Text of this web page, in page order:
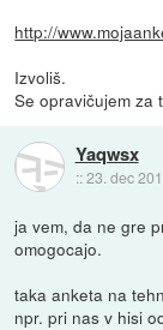
http://
Izvoliš.
Se opravičujem za
Yaqwsx
::23. dec
ja vem, da ne gre
omogocajo.
taka anketa na
npr. pri nas v hisi